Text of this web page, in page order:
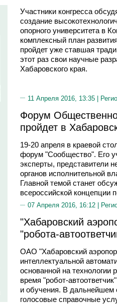
Участники конгресса
создание
опорного университета в
комплексный план
пройдет уже ставшая
этот раз свои научные
Хабаровского края.
11 Апреля 2016, 13:35 |
Форум
пройдет в
19-20 апреля в краевой
форум "Сообщество". Его
эксперты, представители
органов исполнительной
Главной темой станет
всероссийской концепции
07 Апреля 2016, 16:12 |
"Хабаровский
"робота-
ОАО "Хабаровский
интеллектуальной
основанной на технологии
время "робот-
и обучения. В дальнейшем
голосовые справочные